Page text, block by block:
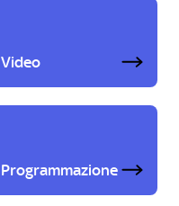
Video
Programmazione